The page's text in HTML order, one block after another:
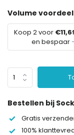
Volume
Koop 2 voor
en bespaar
Bestellen bij
Gratis
100%